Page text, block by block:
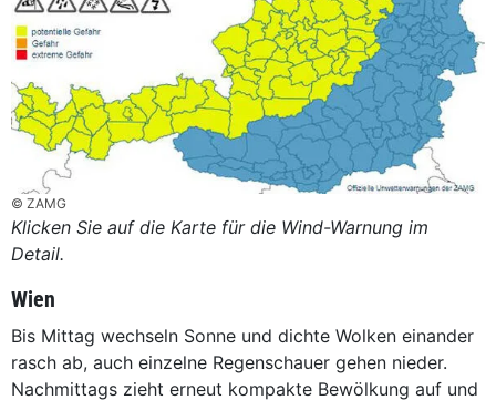
© ZAMG
Klicken Sie auf die Karte für die Wind-Warnung im
Detail.
Wien
Bis Mittag wechseln Sonne und dichte Wolken einander
rasch ab, auch einzelne Regenschauer gehen nieder.
Nachmittags zieht erneut kompakte Bewölkung auf und